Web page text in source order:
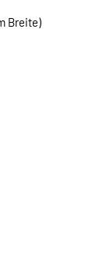
Breite)